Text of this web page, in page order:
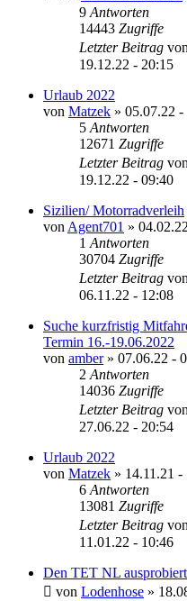
9 Antworten
14443 Zugriffe
Letzter Beitrag von
19.12.22 - 20:15
Urlaub 2022
von Matzek » 05.07.22 -
5 Antworten
12671 Zugriffe
Letzter Beitrag von
19.12.22 - 09:40
Sizilien/ Motorradverleih
von Agent701 »
1 Antworten
30704 Zugriffe
Letzter Beitrag von
06.11.22 - 12:08
Suche kurzfristig
Termin 16.-19.06.2022
von amber» 07.06.22 -
2 Antworten
14036 Zugriffe
Letzter Beitrag von
27.06.22 - 20:54
Urlaub 2022
von Matzek » 14.11.21 -
6 Antworten
13081 Zugriffe
Letzter Beitrag von
11.01.22 - 10:46
Den TET NL ausprobiert
von Lodenhose »